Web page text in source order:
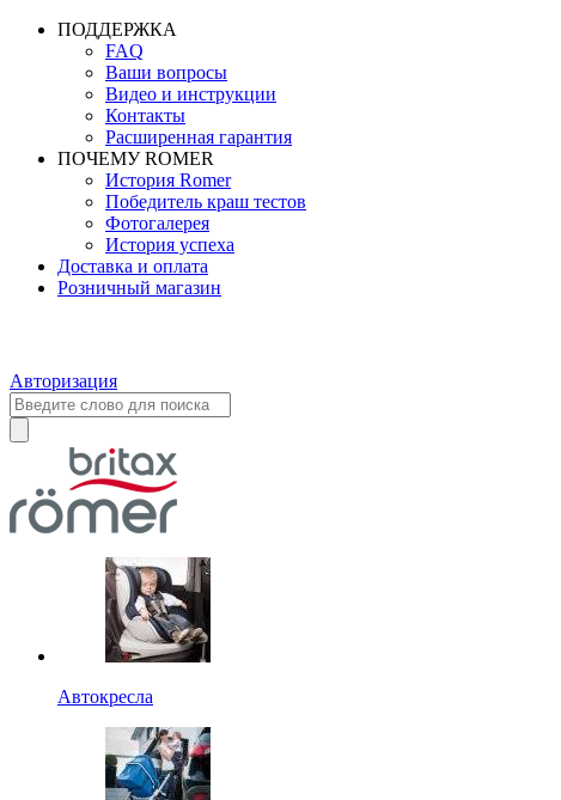
ПОДДЕРЖКА
FAQ
Ваши вопросы
Видео и инструкции
Контакты
Расширенная гарантия
ПОЧЕМУ ROMER
История Romer
Победитель краш тестов
Фотогалерея
История успеха
Доставка и оплата
Розничный магазин
Авторизация
Автокресла